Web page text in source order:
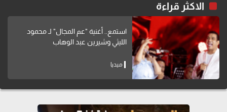
الاكثر قراءة
استمع.. أغنية "عم المجال" لـ محمود
الليثي وشيرين عبد الوهاب
ميديا